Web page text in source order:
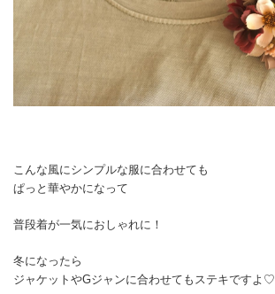
こんな風にシンプルな服に合わせても
ぱっと華やかになって
普段着が一気におしゃれに！
冬になったら
ジャケットやGジャンに合わせてもステキですよ♡